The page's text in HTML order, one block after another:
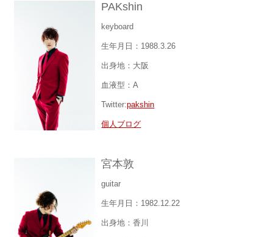
PAKshin
keyboard
生年月日：1988.3.26
出身地：大阪
血液型：A
Twitter:pakshin
個人ブログ
宮本敦
guitar
生年月日：1982.12.22
出身地：香川